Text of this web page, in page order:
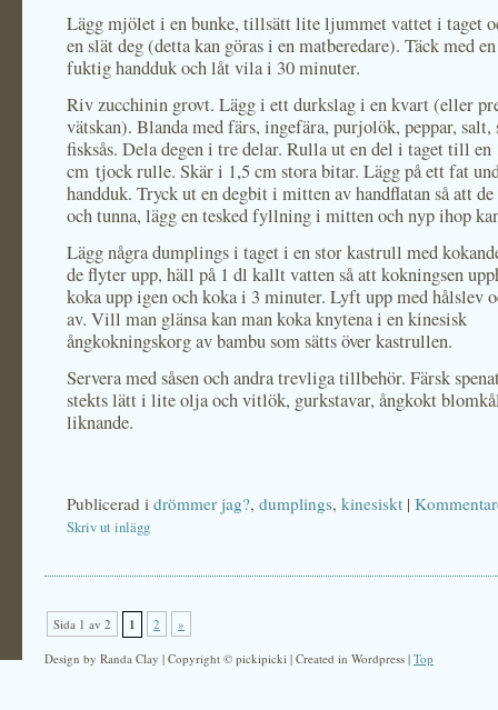
Lägg mjölet i en bunke, tillsätt lite ljummet vattet i taget
en slät deg (detta kan göras i en matberedare). Täck med
fuktig handduk och låt vila i 30 minuter.
Riv zucchinin grovt. Lägg i ett durkslag i en kvart (eller
vätskan). Blanda med färs, ingefära, purjolök, peppar, salt,
fisksås. Dela degen i tre delar. Rulla ut en del i taget till en
cm tjock rulle. Skär i 1,5 cm stora bitar. Lägg på ett fat
handduk. Tryck ut en degbit i mitten av handflatan så att
och tunna, lägg en tesked fyllning i mitten och nyp ihop
Lägg några dumplings i taget i en stor kastrull med
de flyter upp, häll på 1 dl kallt vatten så att kokningsen
koka upp igen och koka i 3 minuter. Lyft upp med hålslev
av. Vill man glänsa kan man koka knytena i en kinesisk
ångkokningskorg av bambu som sätts över kastrullen.
Servera med såsen och andra trevliga tillbehör. Färsk
stekts lätt i lite olja och vitlök, gurkstavar, ångkokt
liknande.
Publicerad i drömmer jag?, dumplings, kinesiskt |
Skriv ut inlägg
Sida 1 av 2 1 2 »
Design by Randa Clay | Copyright © pickipicki | Created in Wordpress | Top